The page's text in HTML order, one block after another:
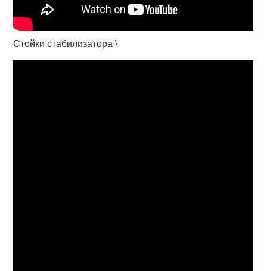
Стойки стабилизатора \